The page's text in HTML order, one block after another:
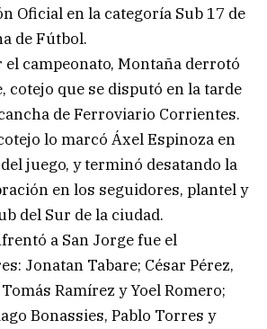
Oficial en la categoría Sub 17 de
de Fútbol.
campeonato, Montaña derrotó
cotejo que se disputó en la tarde
de Ferroviario Corrientes.
lo marcó Áxel Espinoza en
juego, y terminó desatando la
en los seguidores, plantel y
del Sur de la ciudad.
a San Jorge fue el
Jonatan Tabare; César Pérez,
Ramírez y Yoel Romero;
Bonassies, Pablo Torres y